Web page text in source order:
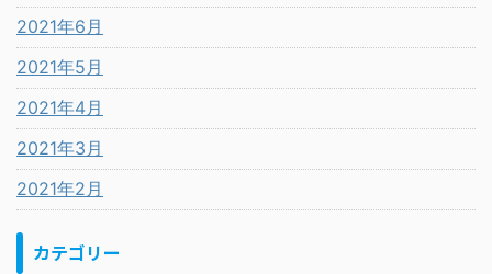
2021年6月
2021年5月
2021年4月
2021年3月
2021年2月
カテゴリー